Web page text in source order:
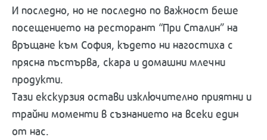
И последно, но не последно по важност беше
посещението на ресторант “При Сталин” на
връщане към София, където ни нагостиха с
прясна пъстърва, скара и домашни млечни
продукти.
Тази екскурзия остави изключително приятни и
трайни моменти в съзнанието на всеки един
от нас.